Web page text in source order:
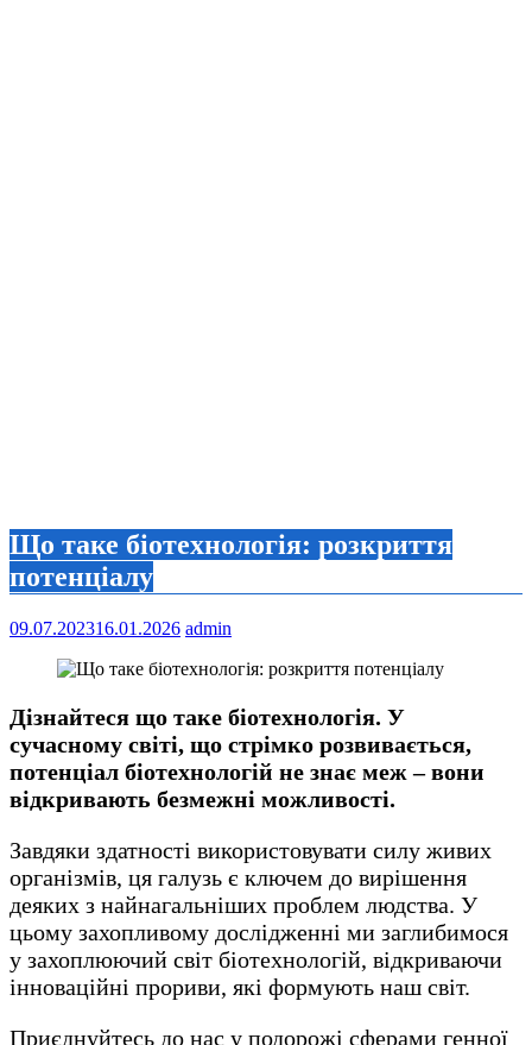
Що таке біотехнологія: розкриття
потенціалу
09.07.202316.01.2026 admin
Дізнайтеся що таке біотехнологія. У
сучасному світі, що стрімко розвивається,
потенціал біотехнологій не знає меж – вони
відкривають безмежні можливості.
Завдяки здатності використовувати силу живих
організмів, ця галузь є ключем до вирішення
деяких з найнагальніших проблем людства. У
цьому захопливому дослідженні ми заглибимося
у захоплюючий світ біотехнологій, відкриваючи
інноваційні прориви, які формують наш світ.
Приєднуйтесь до нас у подорожі сферами генної